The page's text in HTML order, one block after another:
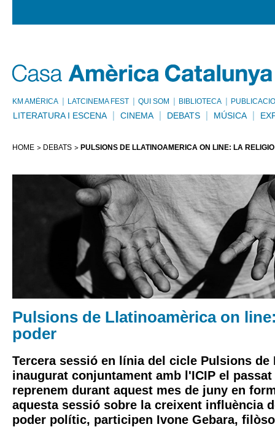
KM AMÈRICA LATCINEMA FEST QUI SOM BIBLIOTECA
LITERATURA I ESCENA CINEMA DEBATS MÚSICA
HOME DEBATS PULSIONS DE LLATINOAMÈRICA ON LINE: LA
Pulsions de Llatinoamèrica on
poder
Tercera sessió en línia del cicle Pulsions de
inaugurat conjuntament amb l'ICIP el
reprenem durant aquest mes de juny en
aquesta sessió sobre la creixent influència
poder polític, participen Ivone Gebara,